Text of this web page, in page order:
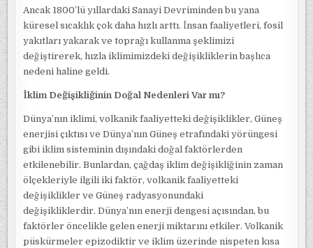
Ancak 1800’lü yıllardaki Sanayi Devriminden bu yana
küresel sıcaklık çok daha hızlı arttı. İnsan faaliyetleri, fosil
yakıtları yakarak ve toprağı kullanma şeklimizi
değiştirerek, hızla iklimimizdeki değişikliklerin başlıca
nedeni haline geldi.
İklim Değişikliğinin Doğal Nedenleri Var mı?
Dünya’nın iklimi, volkanik faaliyetteki değişiklikler, Güneş
enerjisi çıktısı ve Dünya’nın Güneş etrafındaki yörüngesi
gibi iklim sisteminin dışındaki doğal faktörlerden
etkilenebilir. Bunlardan, çağdaş iklim değişikliğinin zaman
ölçekleriyle ilgili iki faktör, volkanik faaliyetteki
değişiklikler ve Güneş radyasyonundaki
değişikliklerdir. Dünya’nın enerji dengesi açısından, bu
faktörler öncelikle gelen enerji miktarını etkiler. Volkanik
püskürmeler epizodiktir ve iklim üzerinde nispeten kısa